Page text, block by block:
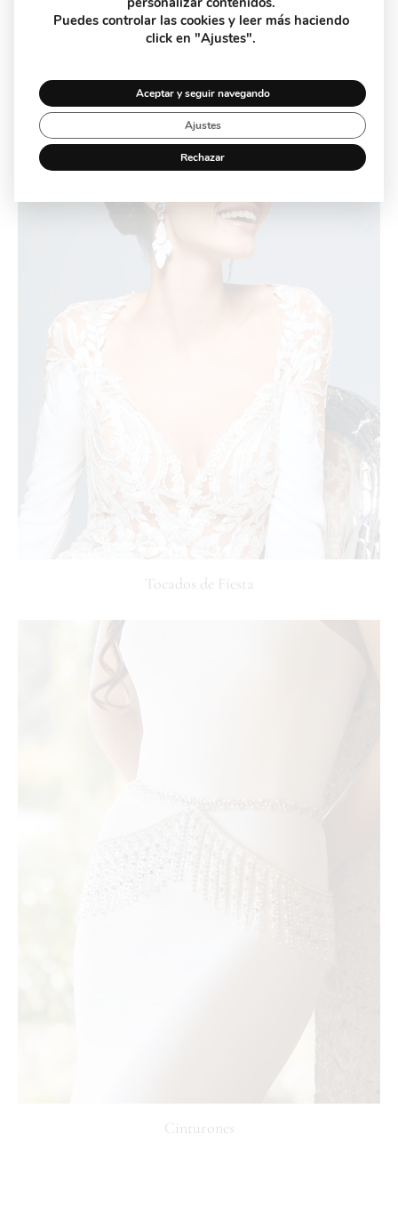
Tocados de Novia
Tocados de Fiesta
Cinturones
Puedes controlar las cookies y leer más haciendo
click en "Ajustes".
Aceptar y seguir navegando
Rechazar
Ajustes